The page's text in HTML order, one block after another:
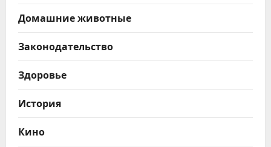
Домашние животные
Законодательство
Здоровье
История
Кино